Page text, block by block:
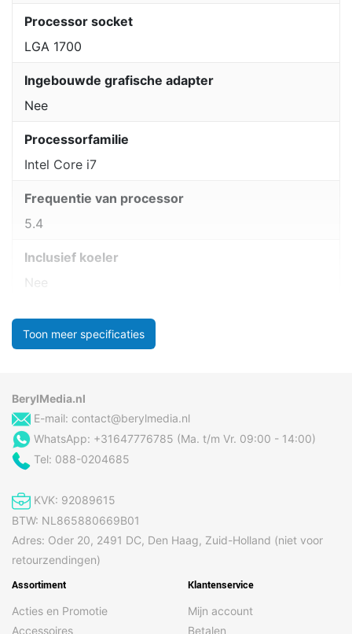
Processor socket
LGA 1700
Ingebouwde grafische adapter
Nee
Processorfamilie
Intel Core i7
Frequentie van processor
5.4
Inclusief koeler
Nee
Toon meer specificaties
BerylMedia.nl
E-mail: contact@berylmedia.nl
WhatsApp: +31647776785 (Ma. t/m Vr. 09:00 - 14:00)
Tel: 088-0204685
KVK: 92089615
BTW: NL865880669B01
Adres: Oder 20, 2491 DC, Den Haag, Zuid-Holland (niet voor
retourzendingen)
Assortiment
Acties en Promotie
Accessoires
Klantenservice
Mijn account
Betalen